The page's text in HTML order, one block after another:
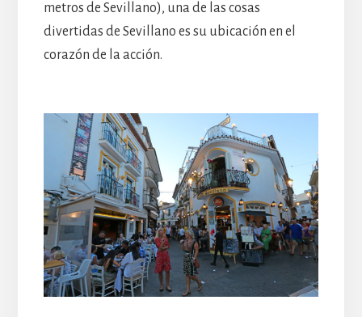
metros de Sevillano), una de las cosas
divertidas de Sevillano es su ubicación en el
corazón de la acción.